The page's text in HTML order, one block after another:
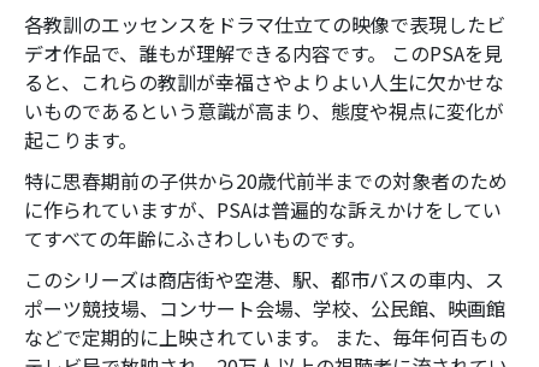
各教訓のエッセンスをドラマ仕立ての映像で表現したビ
デオ作品で、誰もが理解できる内容です。 このPSAを見
ると、これらの教訓が幸福さやよりよい人生に欠かせな
いものであるという意識が高まり、態度や視点に変化が
起こります。
特に思春期前の子供から20歳代前半までの対象者のため
に作られていますが、PSAは普遍的な訴えかけをしてい
てすべての年齢にふさわしいものです。
このシリーズは商店街や空港、駅、都市バスの車内、ス
ポーツ競技場、コンサート会場、学校、公民館、映画館
などで定期的に上映されています。 また、毎年何百もの